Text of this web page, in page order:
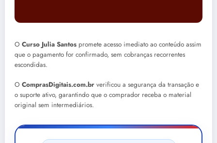
O Curso Julia Santos promete acesso imediato ao conteúdo assim
que o pagamento for confirmado, sem cobranças recorrentes
escondidas.
O ComprasDigitais.com.br verificou a segurança da transação e
o suporte ativo, garantindo que o comprador receba o material
original sem intermediários.